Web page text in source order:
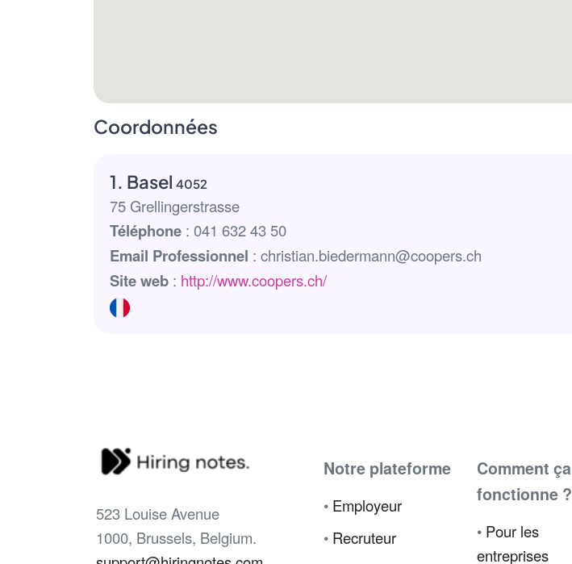
Coordonnées
1. Basel 4052
75 Grellingerstrasse
Téléphone: 041 632 43 50
Email Professionnel : christian.biedermann@coopers.ch
Site web: http://www.coopers.ch/
523 Louise Avenue
1000, Brussels, Belgium.
Notre plateforme
• Employeur
• Recruteur
Comment ça
fonctionne ?
• Pour les
entreprises